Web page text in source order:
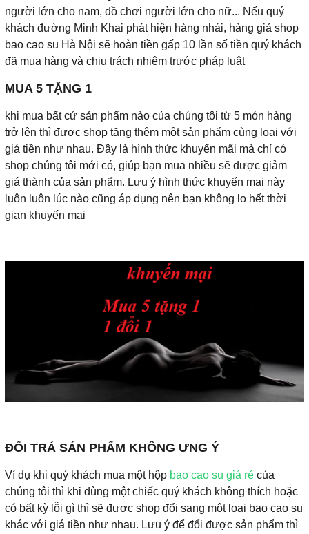
người lớn cho nam, đồ chơi người lớn cho nữ... Nếu quý
khách đường Minh Khai phát hiện hàng nhái, hàng giả shop
bao cao su Hà Nội sẽ hoàn tiền gấp 10 lần số tiền quý khách
đã mua hàng và chịu trách nhiệm trước pháp luật
MUA 5 TẶNG 1
khi mua bất cứ sản phẩm nào của chúng tôi từ 5 món hàng
trở lên thì được shop tặng thêm một sản phẩm cùng loại với
giá tiền như nhau. Đây là hình thức khuyến mãi mà chỉ có
shop chúng tôi mới có, giúp bạn mua nhiều sẽ được giảm
giá thành của sản phẩm. Lưu ý hình thức khuyến mại này
luôn luôn lúc nào cũng áp dụng nên bạn không lo hết thời
gian khuyến mại
ĐỔI TRẢ SẢN PHẨM KHÔNG ƯNG Ý
Ví dụ khi quý khách mua một hộp bao cao su giá rẻ của
chúng tôi thì khi dùng một chiếc quý khách không thích hoặc
có bất kỳ lỗi gì thì sẽ được shop đổi sang một loại bao cao su
khác với giá tiền như nhau. Lưu ý để đổi được sản phẩm thì